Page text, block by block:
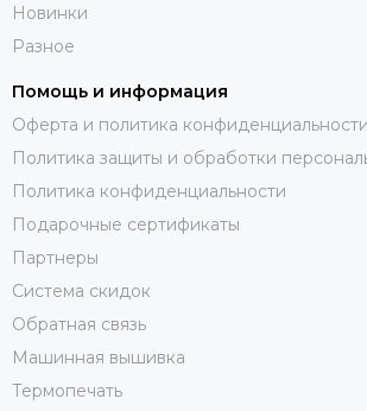
Новинки
Разное
Помощь и информация
Оферта и политика конфиденциальности
Политика защиты и обработки
Политика конфиденциальности
Подарочные сертификаты
Партнеры
Система скидок
Обратная связь
Машинная вышивка
Термопечать